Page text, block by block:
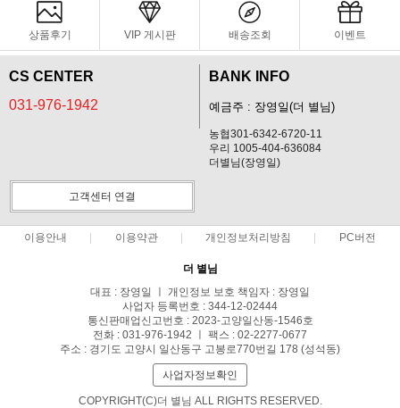
상품후기 VIP 게시판 배송조회 이벤트
CS CENTER
031-976-1942
BANK INFO
예금주 : 장영일(더 별님)
농협301-6342-6720-11
우리 1005-404-636084
더별님(장영일)
고객센터 연결
이용안내 이용약관 개인정보처리방침 PC버전
더 별님
대표 : 장영일 ㅣ 개인정보 보호 책임자 : 장영일
사업자 등록번호 : 344-12-02444
통신판매업신고번호 : 2023-고양일산동-1546호
전화 : 031-976-1942 ㅣ 팩스 : 02-2277-0677
주소 : 경기도 고양시 일산동구 고봉로770번길 178 (성석동)
사업자정보확인
COPYRIGHT(C)더 별님 ALL RIGHTS RESERVED.